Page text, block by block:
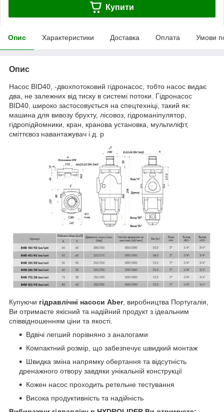
Купити
Опис Характеристики Доставка Оплата Умови
Опис
Насос BID40, -двохпотоковий гідронасос, тобто насос видає
два, не залежних від тиску в системі потоки. Гідронасос
BID40, широко застосовується на спецтехніці, такий як:
машина для вивозу брухту, лісовоз, гідроманіпулятор,
гідропідйомники, кран, кранова установка, мультиліфт,
сміттєвоз навантажувач і д. р
Купуючи гідравлічні насоси Aber, виробництва Португалія,
Ви отримаєте якісний та надійний продукт з ідеальним
співвідношенням ціни та якості.
Вдвічі легший порівняно з аналогами
Компактний розмір, що забезпечує швидкий монтаж
Швидка зміна напрямку обертання та відсутність
дренажного отвору завдяки унікальній конструкції
Кожен насос проходить ретельне тестування
Висока продуктивність та надійність